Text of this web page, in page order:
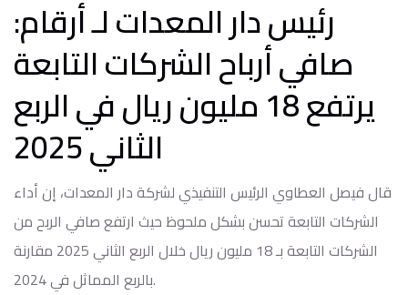
رئيس دار المعدات لـ أرقام:
صافي أرباح الشركات التابعة
يرتفع 18 مليون ريال في الربع
الثاني 2025
قال فيصل العطاوي الرئيس التنفيذي لشركة دار المعدات، إن أداء
الشركات التابعة تحسن بشكل ملحوظ حيث ارتفع صافي الربح من
الشركات التابعة بـ 18 مليون ريال خلال الربع الثاني 2025 مقارنة
بالربع المماثل في 2024.